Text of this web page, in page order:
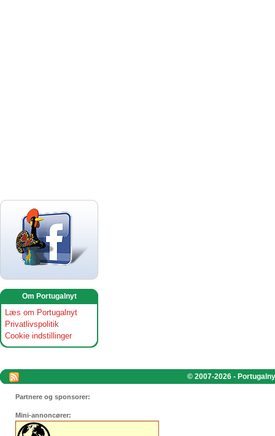
Om Portugalnyt
Læs om Portugalnyt
Privatlivspolitik
Cookie indstillinger
© 2007-2026 -
Partnere og sponsorer:
Mini-annoncører: